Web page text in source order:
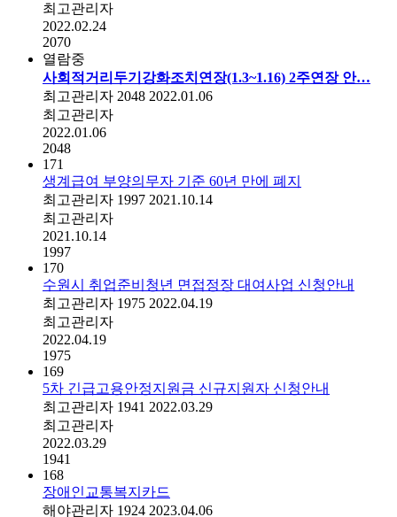
최고관리자
2022.02.24
2070
열람중
사회적거리두기강화조치연장(1.3~1.16) 2주연장 안…
최고관리자 2048 2022.01.06
최고관리자
2022.01.06
2048
171
생계급여 부양의무자 기준 60년 만에 폐지
최고관리자 1997 2021.10.14
최고관리자
2021.10.14
1997
170
수원시 취업준비청년 면접정장 대여사업 신청안내
최고관리자 1975 2022.04.19
최고관리자
2022.04.19
1975
169
5차 긴급고용안정지원금 신규지원자 신청안내
최고관리자 1941 2022.03.29
최고관리자
2022.03.29
1941
168
장애인교통복지카드
해야관리자 1924 2023.04.06